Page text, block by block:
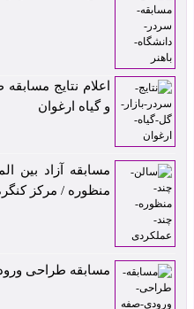
اعلام نتایج
و گیاه ارغوان
مسابقه آزاد بین
منظوره / مرکز
مسابقه طراحی